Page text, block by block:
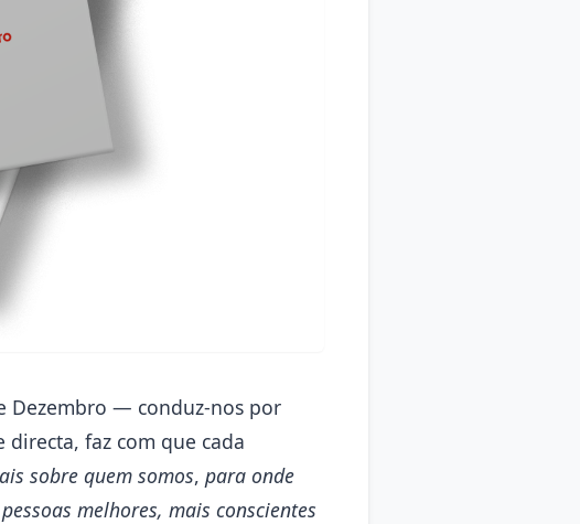
Dezembro — conduz-nos por
directa, faz com que cada
sobre quem somos, para onde
melhores, mais conscientes